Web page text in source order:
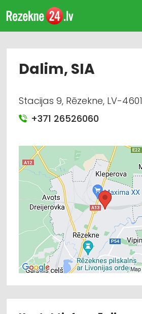
Dalim, SIA
Stacijas 9, Rēzekne, LV-4601
+371 26526060